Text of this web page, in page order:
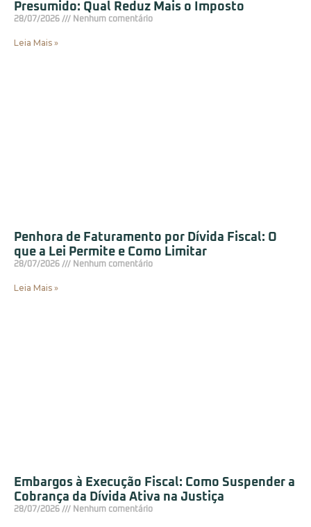
Presumido: Qual Reduz Mais o Imposto
28/07/2026 Nenhum comentário
Leia Mais »
Penhora de Faturamento por Dívida Fiscal: O
que a Lei Permite e Como Limitar
28/07/2026 Nenhum comentário
Leia Mais »
Embargos à Execução Fiscal: Como Suspender a
Cobrança da Dívida Ativa na Justiça
28/07/2026 Nenhum comentário